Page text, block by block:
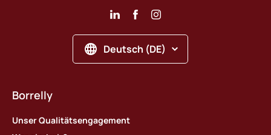
Deutsch (DE)
Borrelly
Unser Qualitätsengagement